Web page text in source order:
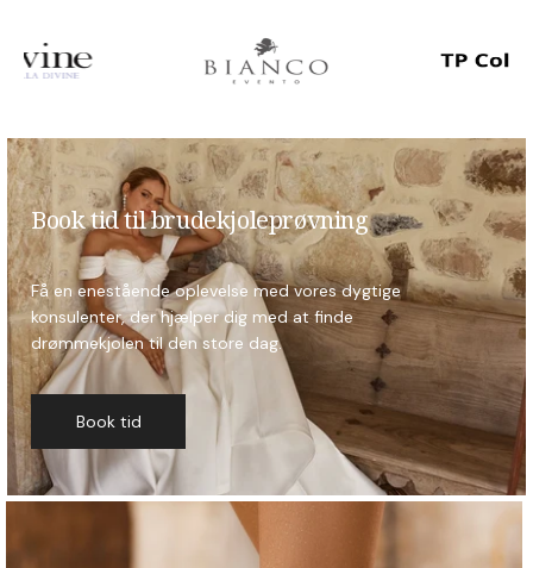
Book tid til brudekjoleprøvning
Få en enestående oplevelse med vores dygtige
konsulenter, der hjælper dig med at finde
drømmekjolen til den store dag.
Book tid